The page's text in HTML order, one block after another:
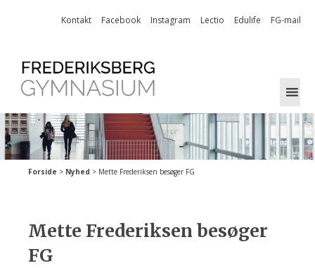
Kontakt Facebook Instagram Lectio Edulife FG-mail
Forside > Nyhed > Mette Frederiksen besøger FG
Mette Frederiksen besøger
FG